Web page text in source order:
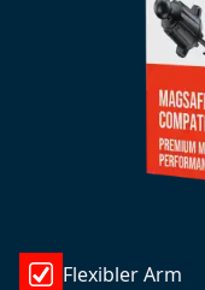
Flexibler Arm